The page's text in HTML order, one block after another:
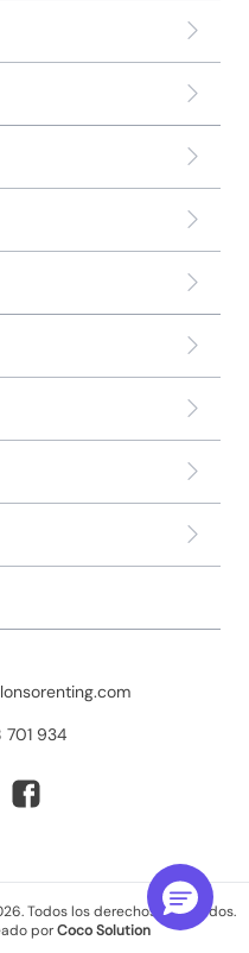
934
Todos los derechos reservados.
porCoco Solution